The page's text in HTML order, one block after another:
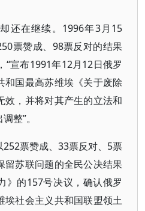
还在继续。1996年3月15
票赞成、98票反对的结果
“宣布1991年12月12日俄罗
和国最高苏维埃《关于废除
效，并将对其产生的立法和
整”。
票赞成、33票反对、5票
留苏联问题的全民公决结果
》的157号决议，确认俄罗
埃社会主义共和国联盟领土